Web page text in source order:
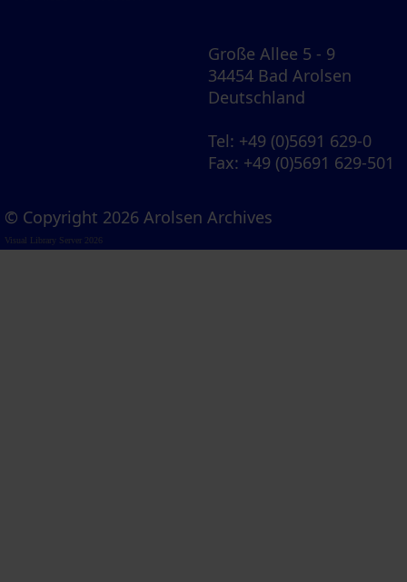
Große Allee 5 - 9
34454 Bad Arolsen
Deutschland
Tel: +49 (0)5691 629-0
Fax: +49 (0)5691 629-501
© Copyright 2026 Arolsen Archives
Visual Library Server 2026